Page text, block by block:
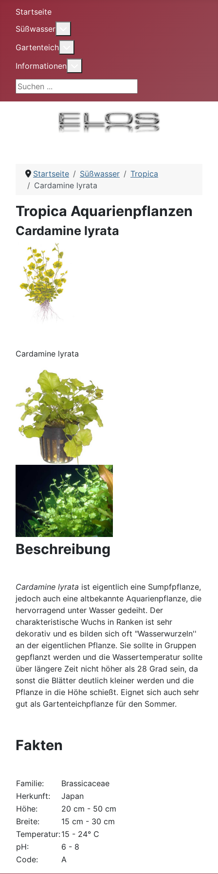
Startseite
Süßwasser
Gartenteich
Informationen
Suchen ...
Startseite Süßwasser
Tropica
Cardamine lyrata
Tropica Aquarienpflanzen
Cardamine lyrata
Cardamine lyrata
Beschreibung
Cardamine lyrata ist eigentlich eine Sumpfpflanze,
jedoch auch eine altbekannte Aquarienpflanze, die
hervorragend unter Wasser gedeiht. Der
charakteristische Wuchs in Ranken ist sehr
dekorativ und es bilden sich oft "Wasserwurzeln''
an der eigentlichen Pflanze. Sie sollte in Gruppen
gepflanzt werden und die Wassertemperatur sollte
über längere Zeit nicht höher als 28 Grad sein, da
sonst die Blätter deutlich kleiner werden und die
Pflanze in die Höhe schießt. Eignet sich auch sehr
gut als Gartenteichpflanze für den Sommer.
Fakten
Familie:
Brassicaceae
Herkunft:
Japan
Höhe:
20 cm - 50 cm
Breite:
15 cm - 30 cm
Temperatur:15 - 24° C
pH:
6 - 8
Code:
A